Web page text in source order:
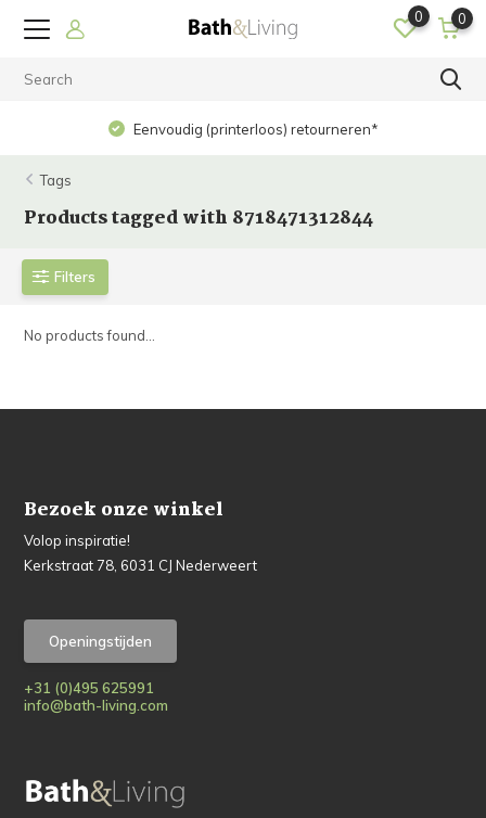
0 0
Eenvoudig (printerloos) retourneren*
Tags
Products tagged with 8718471312844
Filters
No products found...
Bezoek onze winkel
Volop inspiratie!
Kerkstraat 78, 6031 CJ Nederweert
Openingstijden
+31 (0)495 625991
info@bath-living.com